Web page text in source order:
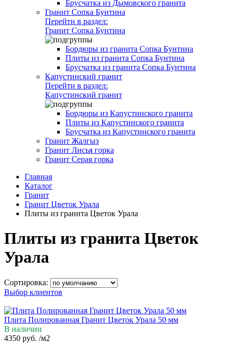
Брусчатка из Дымовского гранита
Гранит Сопка Бунтина
Перейти в раздел:
Гранит Сопка Бунтина
Бордюры из гранита Сопка Бунтина
Плиты из гранита Сопка Бунтина
Брусчатка из гранита Сопка Бунтина
Капустинский гранит
Перейти в раздел:
Капустинский гранит
Бордюры из Капустинского гранита
Плиты из Капустинского гранита
Брусчатка из Капустинского гранита
Гранит Жалгыз
Гранит Лисья горка
Гранит Серая горка
Главная
Каталог
Гранит
Гранит Цветок Урала
Плиты из гранита Цветок Урала
Плиты из гранита Цветок
Урала
Сортировка:
Выбор клиентов
Плита Полированная Гранит Цветок Урала 50 мм
В наличии
4350 руб. /м2